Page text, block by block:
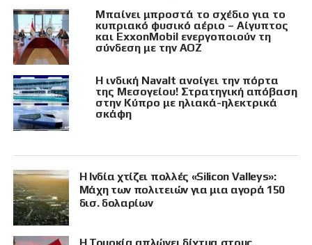
Μπαίνει μπροστά το σχέδιο για το
κυπριακό φυσικό αέριο – Αίγυπτος
και ExxonMobil ενεργοποιούν τη
σύνδεση με την ΑΟΖ
Η ινδική Navalt ανοίγει την πόρτα
της Μεσογείου! Στρατηγική απόβαση
στην Κύπρο με ηλιακά-ηλεκτρικά
σκάφη
Η Ινδία χτίζει πολλές «Silicon Valleys»:
Μάχη των πολιτειών για μια αγορά 150
δισ. δολαρίων